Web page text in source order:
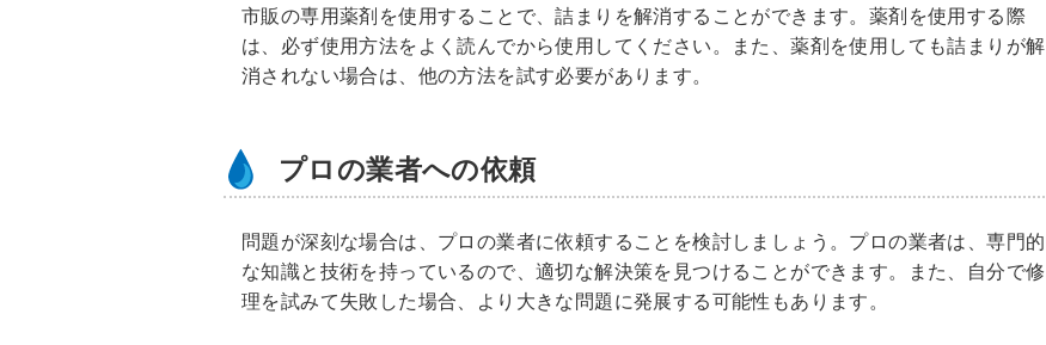
市販の専用薬剤を使用することで、詰まりを解消することができます。薬剤を使用する際
は、必ず使用方法をよく読んでから使用してください。また、薬剤を使用しても詰まりが解
消されない場合は、他の方法を試す必要があります。
プロの業者への依頼
問題が深刻な場合は、プロの業者に依頼することを検討しましょう。プロの業者は、専門的
な知識と技術を持っているので、適切な解決策を見つけることができます。また、自分で修
理を試みて失敗した場合、より大きな問題に発展する可能性もあります。